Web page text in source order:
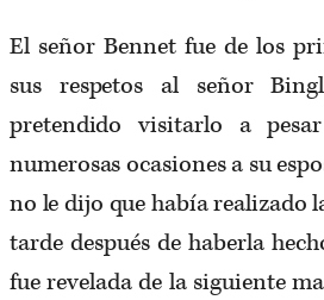
El señor Bennet fue de los
sus respetos al señor
pretendido visitarlo a
numerosas ocasiones a su
no le dijo que había realizado
tarde después de haberla
fue revelada de la siguiente